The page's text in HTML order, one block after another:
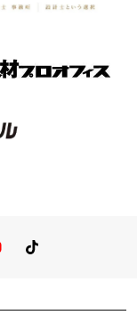
You TubeTikTok